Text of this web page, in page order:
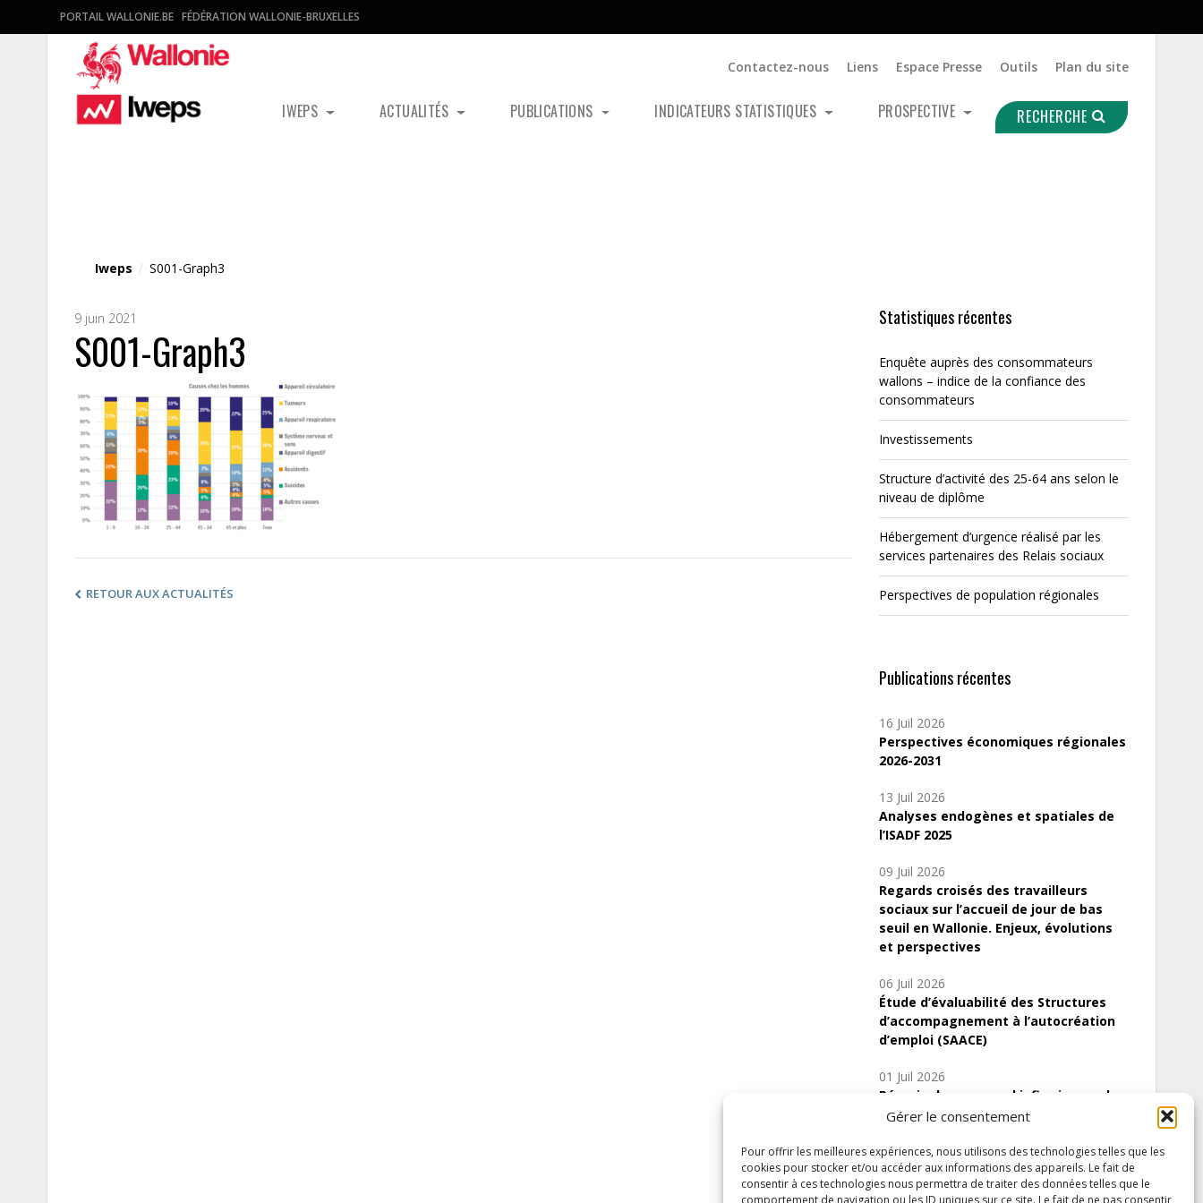
Gérer le consentement
Pour offrir les meilleures expériences, nous utilisons des technologies telles que les
cookies pour stocker et/ou accéder aux informations des appareils. Le fait de
consentir à ces technologies nous permettra de traiter des données telles que le
comportement de navigation ou les ID uniques sur ce site. Le fait de ne pas consentir
PORTAIL WALLONIE.BE FÉDÉRATION WALLONIE-BRUXELLES
Contactez-nous Liens Espace Presse Outils Plan du site
IWEPS ACTUALITÉS PUBLICATIONS INDICATEURS STATISTIQUES PROSPECTIVE RECHERCHE
Iweps / S001-Graph3
9 juin 2021
S001-Graph3
RETOUR AUX ACTUALITÉS
Statistiques récentes
Enquête auprès des consommateurs
wallons – indice de la confiance des
consommateurs
Investissements
Structure d’activité des 25-64 ans selon le
niveau de diplôme
Hébergement d’urgence réalisé par les
services partenaires des Relais sociaux
Perspectives de population régionales
Publications récentes
16 Juil 2026
Perspectives économiques régionales
2026-2031
13 Juil 2026
Analyses endogènes et spatiales de
l’ISADF 2025
09 Juil 2026
Regards croisés des travailleurs
sociaux sur l’accueil de jour de bas
seuil en Wallonie. Enjeux, évolutions
et perspectives
06 Juil 2026
Étude d’évaluabilité des Structures
d’accompagnement à l’autocréation
d’emploi (SAACE)
01 Juil 2026
Pénurie du personnel infirmier :quels
indicateurs d’offre de soins pour